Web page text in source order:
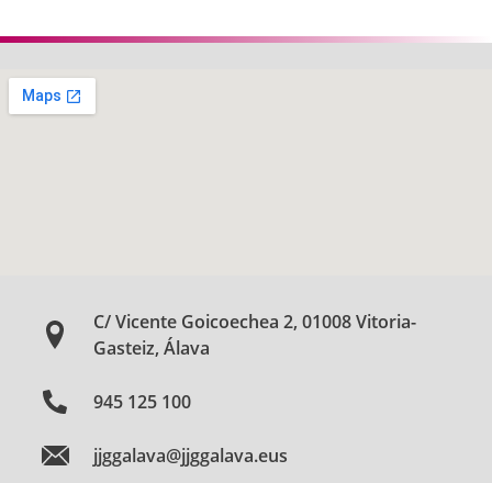
C/ Vicente Goicoechea 2, 01008 Vitoria-
Gasteiz, Álava
945 125 100
jjggalava@jjggalava.eus